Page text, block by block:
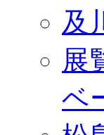
及
展
ベ